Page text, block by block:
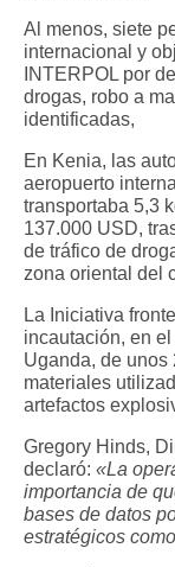
Al menos, siete
internacional y
INTERPOL por
drogas, robo a
identificadas,
En Kenia, las
aeropuerto
transportaba 5,3
137.000 USD,
de tráfico de
zona oriental del
La Iniciativa
incautación, en
Uganda, de unos
materiales
artefactos
Gregory Hinds,
declaró: «La
importancia de
bases de datos
estratégicos